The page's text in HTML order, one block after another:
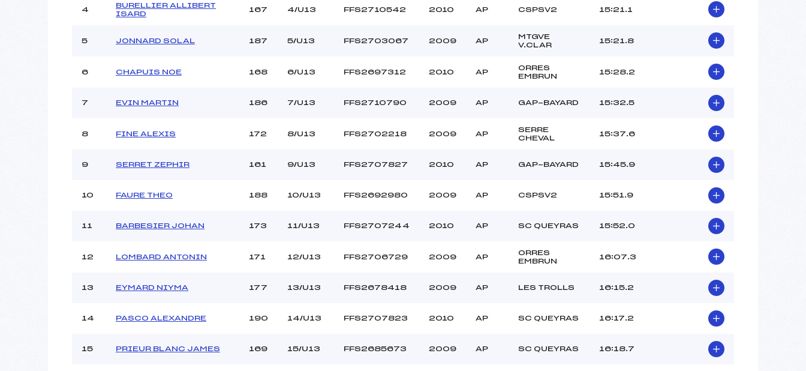
Catégorie :
4
BURELLIER ALLIBERT
ISARD
167 4/U13 FFS2710542 2010 AP CSPSV2 15:21.1
5 JONNARD SOLAL 187 5/U13 FFS2703067 2009 AP
MTGVE
V.CLAR
15:21.8
6 CHAPUIS NOE 168 6/U13 FFS2697312 2010 AP
ORRES
EMBRUN
15:28.2
7 EVIN MARTIN 186 7/U13 FFS2710790 2009 AP GAP-BAYARD 15:32.5
8 FINE ALEXIS 172 8/U13 FFS2702218 2009 AP
SERRE
CHEVAL
15:37.6
9 SERRET ZEPHIR 161 9/U13 FFS2707827 2010 AP GAP-BAYARD 15:45.9
10 FAURE THEO 188 10/U13 FFS2692980 2009 AP CSPSV2 15:51.9
11 BARBESIER JOHAN 173 11/U13 FFS2707244 2010 AP SC QUEYRAS 15:52.0
12 LOMBARD ANTONIN 171 12/U13 FFS2706729 2009 AP
ORRES
EMBRUN
16:07.3
13 EYMARD NIYMA 177 13/U13 FFS2678418 2009 AP LES TROLLS 16:15.2
14 PASCO ALEXANDRE 190 14/U13 FFS2707823 2010 AP SC QUEYRAS 16:17.2
15 PRIEUR BLANC JAMES 169 15/U13 FFS2685673 2009 AP SC QUEYRAS 16:18.7